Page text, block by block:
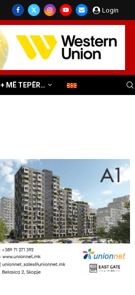
Login
+ MË TEPËR…